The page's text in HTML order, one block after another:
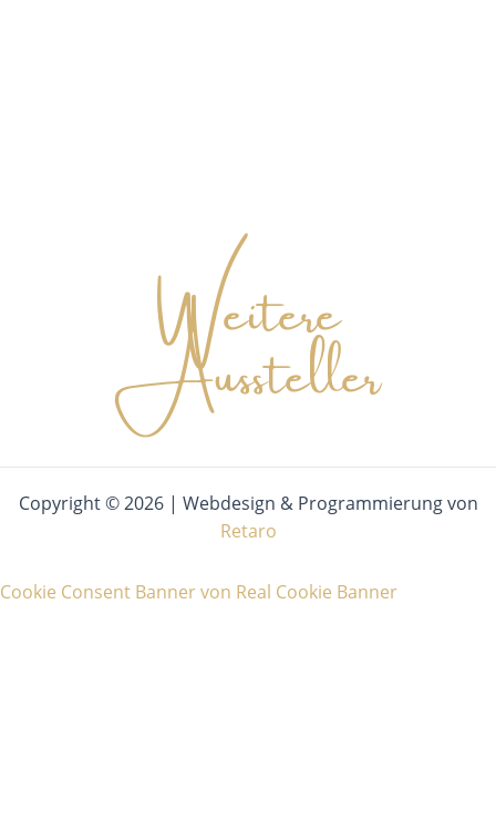
Weitere
Aussteller
Copyright © 2026 | Webdesign & Programmierung von
Retaro
Cookie Consent Banner von Real Cookie Banner